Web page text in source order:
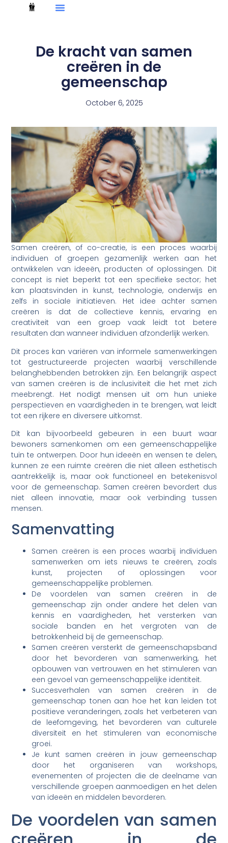
De kracht van samen
creëren in de
gemeenschap
October 6, 2025
Samen creëren, of co-creatie, is een proces waarbij
individuen of groepen gezamenlijk werken aan het
ontwikkelen van ideeën, producten of oplossingen. Dit
concept is niet beperkt tot een specifieke sector; het
kan plaatsvinden in kunst, technologie, onderwijs en
zelfs in sociale initiatieven. Het idee achter samen
creëren is dat de collectieve kennis, ervaring en
creativiteit van een groep vaak leidt tot betere
resultaten dan wanneer individuen afzonderlijk werken.
Dit proces kan variëren van informele samenwerkingen
tot gestructureerde projecten waarbij verschillende
belanghebbenden betrokken zijn. Een belangrijk aspect
van samen creëren is de inclusiviteit die het met zich
meebrengt. Het nodigt mensen uit om hun unieke
perspectieven en vaardigheden in te brengen, wat leidt
tot een rijkere en diversere uitkomst.
Dit kan bijvoorbeeld gebeuren in een buurt waar
bewoners samenkomen om een gemeenschappelijke
tuin te ontwerpen. Door hun ideeën en wensen te delen,
kunnen ze een ruimte creëren die niet alleen esthetisch
aantrekkelijk is, maar ook functioneel en betekenisvol
voor de gemeenschap. Samen creëren bevordert dus
niet alleen innovatie, maar ook verbinding tussen
mensen.
Samenvatting
Samen creëren is een proces waarbij individuen
samenwerken om iets nieuws te creëren, zoals
kunst, projecten of oplossingen voor
gemeenschappelijke problemen.
De voordelen van samen creëren in de
gemeenschap zijn onder andere het delen van
kennis en vaardigheden, het versterken van
sociale banden en het vergroten van de
betrokkenheid bij de gemeenschap.
Samen creëren versterkt de gemeenschapsband
door het bevorderen van samenwerking, het
opbouwen van vertrouwen en het stimuleren van
een gevoel van gemeenschappelijke identiteit.
Succesverhalen van samen creëren in de
gemeenschap tonen aan hoe het kan leiden tot
positieve veranderingen, zoals het verbeteren van
de leefomgeving, het bevorderen van culturele
diversiteit en het stimuleren van economische
groei.
Je kunt samen creëren in jouw gemeenschap
door het organiseren van workshops,
evenementen of projecten die de deelname van
verschillende groepen aanmoedigen en het delen
van ideeën en middelen bevorderen.
De voordelen van samen